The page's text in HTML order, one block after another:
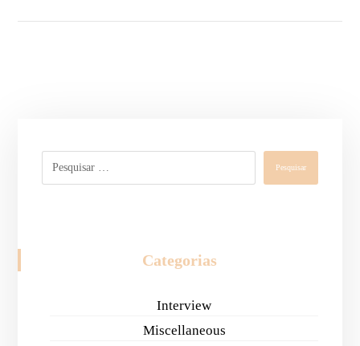
Pesquisar
Categorias
Interview
Miscellaneous